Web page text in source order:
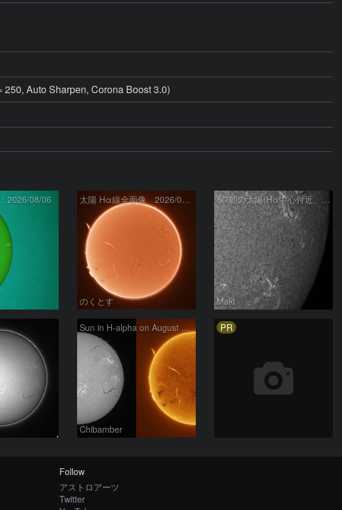
Auto Sharpen, Corona Boost 3.0)
2026/08/06 太陽 Hα線全面像 2026/08/07
のくとす
8/7朝の太陽(Hα中心付近、4498、4502付近)
Maki
Sun in H-alpha on August 7, 2026
Chibamber
PR
Follow
アストロアーツ
Twitter